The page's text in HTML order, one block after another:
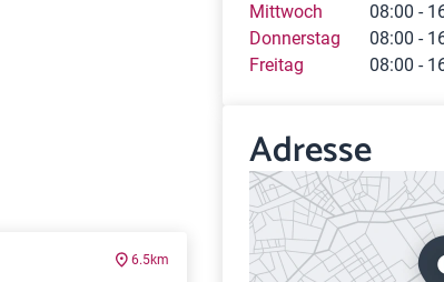
6.5km
Mittwoch
08:00 -
Donnerstag
08:00 -
Freitag
08:00 -
Adresse